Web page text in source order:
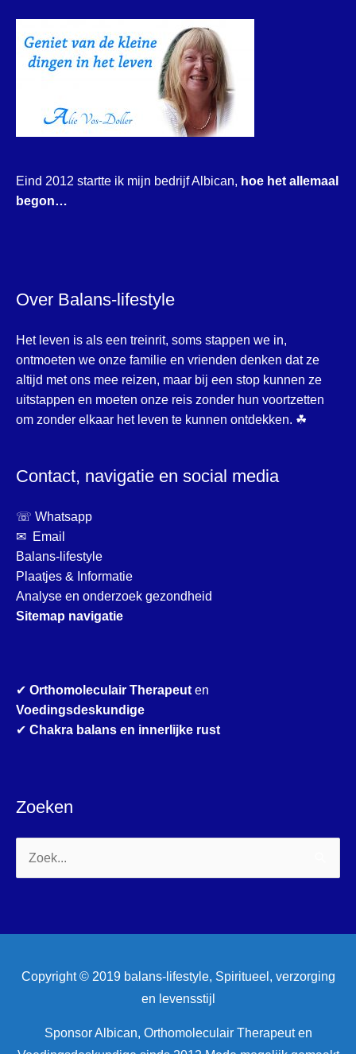
Eind 2012 startte ik mijn bedrijf Albican, hoe het allemaal
begon…
Over Balans-lifestyle
Het leven is als een treinrit, soms stappen we in,
ontmoeten we onze familie en vrienden denken dat ze
altijd met ons mee reizen, maar bij een stop kunnen ze
uitstappen en moeten onze reis zonder hun voortzetten
om zonder elkaar het leven te kunnen ontdekken. ☘
Contact, navigatie en social media
☏ Whatsapp
✉ Email
Balans-lifestyle
Plaatjes & Informatie
Analyse en onderzoek gezondheid
Sitemap navigatie
✔ Orthomoleculair Therapeuten
Voedingsdeskundige
✔ Chakra balans en innerlijke rust
Zoeken
Zoek
naar:
Copyright © 2019 balans-lifestyle, Spiritueel, verzorging
en levensstijl
Sponsor Albican, Orthomoleculair Therapeut en